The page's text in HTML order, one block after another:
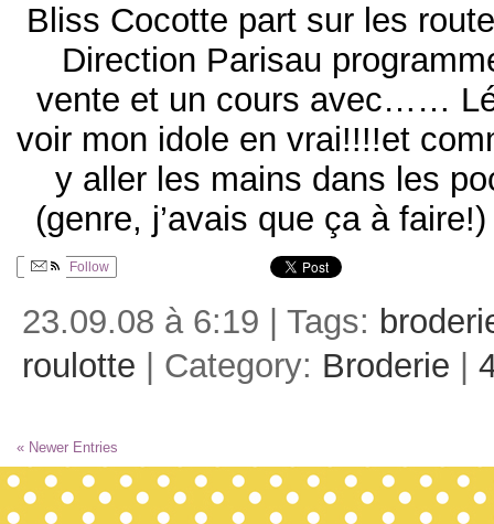
Bliss Cocotte part sur les
Direction Parisau
vente et un cours avec……
voir mon idole en vrai!!!!et
y aller les mains dans les
(genre, j’avais que ça à
Follow
23.09.08 à 6:19 | Tags:
roulotte | Category: Broderie
« Newer Entries